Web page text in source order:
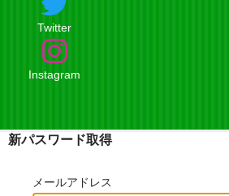
Twitter
Instagram
店舗案内・お問合せ
新パスワード取得
メールアドレス